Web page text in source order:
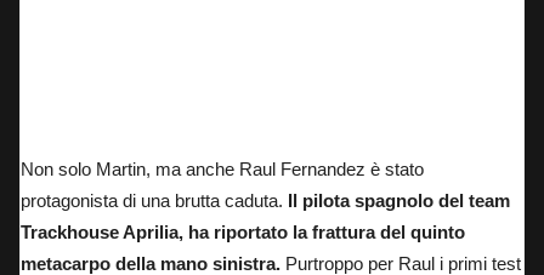
Non solo Martin, ma anche Raul Fernandez è stato
protagonista di una brutta caduta. Il pilota spagnolo del team
Trackhouse Aprilia, ha riportato la frattura del quinto
metacarpo della mano sinistra. Purtroppo per Raul i primi test